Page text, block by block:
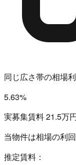
同じ広さ帯の相場
5.63%
実募集賃料 21.5万
当物件は相場の利
推定賃料：